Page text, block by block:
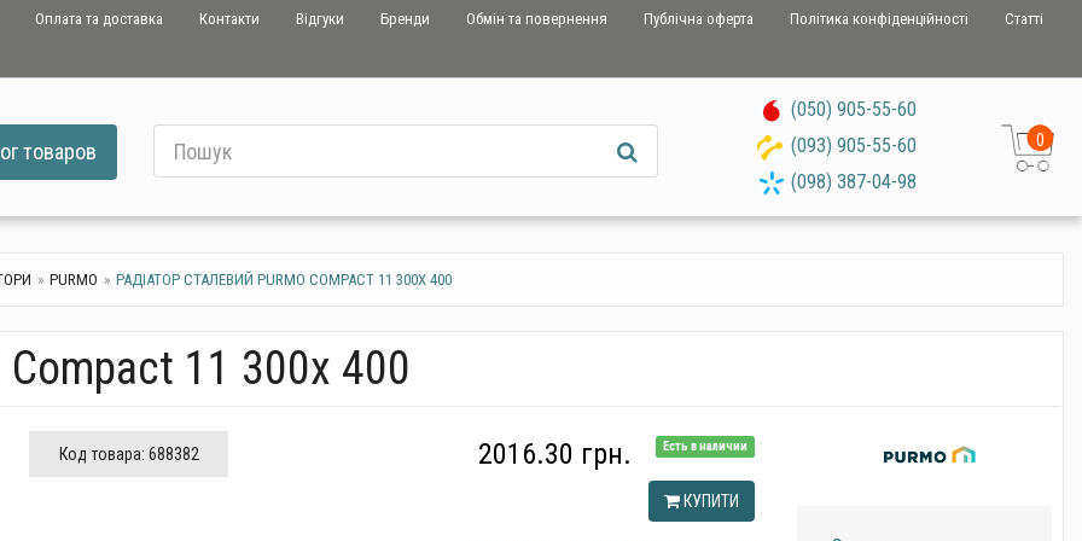
Оплата та доставка Контакти Відгуки Бренди Обмін та повернення Публічна оферта Політика конфіденційності Статті
товаров 0
(050) 905-55-60
(093) 905-55-60
(098) 387-04-98
PURMO РАДІАТОР СТАЛЕВИЙ PURMO COMPACT 11 300X 400
Compact 11 300x 400
Код товара: 688382 Есть в наличии
2016.30 грн.
КУПИТИ